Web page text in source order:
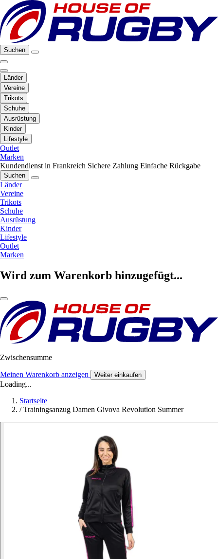
Suchen
Länder
Vereine
Trikots
Schuhe
Ausrüstung
Kinder
Lifestyle
Outlet
Marken
Kundendienst in Frankreich Sichere Zahlung Einfache Rückgabe
Suchen
Länder
Vereine
Trikots
Schuhe
Ausrüstung
Kinder
Lifestyle
Outlet
Marken
Wird zum Warenkorb hinzugefügt...
Zwischensumme
Meinen Warenkorb anzeigen Weiter einkaufen
Loading...
Startseite
/ Trainingsanzug Damen Givova Revolution Summer